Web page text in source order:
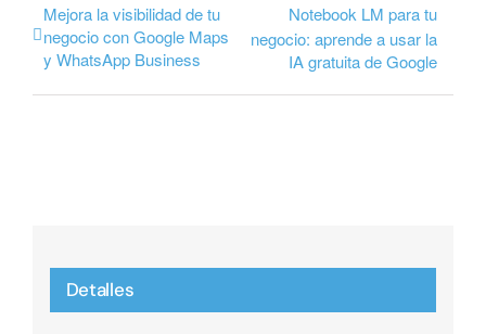
Mejora la visibilidad de tu
negocio con Google Maps
y WhatsApp Business
Notebook LM para tu
negocio: aprende a usar la
IA gratuita de Google
Detalles